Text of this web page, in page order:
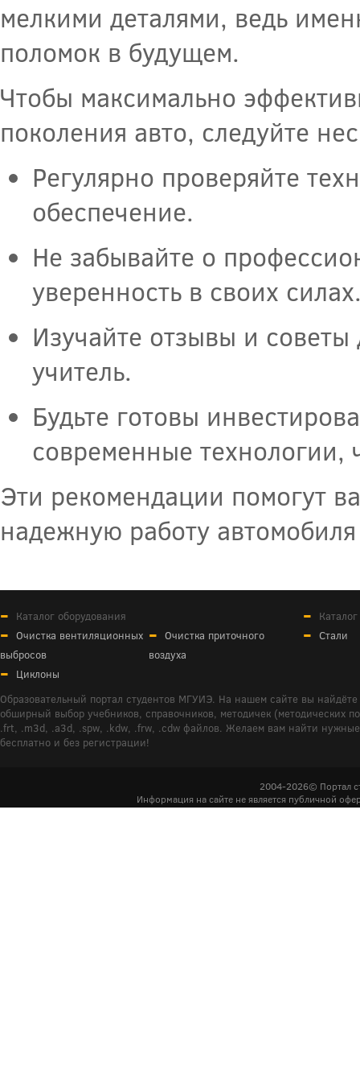
мелкими деталями, ведь
поломок в будущем.
Чтобы максимально
поколения авто, следуйте
Регулярно проверяйте
обеспечение.
Не забывайте о
уверенность в своих
Изучайте отзывы и
учитель.
Будьте готовы
современные технологии,
Эти рекомендации помогут
надежную работу
Каталог оборудования
Очистка вентиляционных
выбросов
Очистка приточного
воздуха
Циклоны
Стали
Образовательный портал студентов МГУИЭ. На нашем сайте вы
обширный выбор учебников, справочников, методичек (методических
.frt, .m3d, .a3d, .spw, .kdw, .frw, .cdw файлов. Желаем вам найти
бесплатно и без регистрации!
2004-2026© Портал
Информация на сайте не является публичной